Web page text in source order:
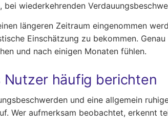
wiederkehrenden
längeren Zeitraum eingenommen
Einschätzung zu bekommen.
und nach einigen Monaten fühlen.
Nutzer häufig berichten
und eine allgemein
Wer aufmerksam beobachtet, erkennt